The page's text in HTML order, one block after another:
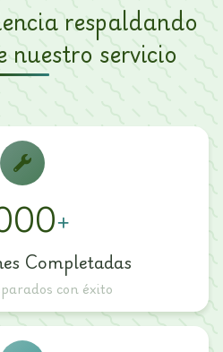
respaldando
servicio
+
Completadas
con éxito